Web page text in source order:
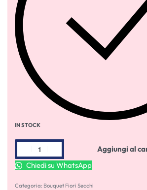
IN STOCK
Aggiungi al
Chiedi su WhatsApp
Categoria: Bouquet Fiori Secchi